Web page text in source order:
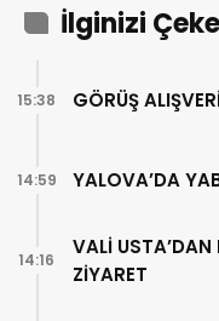
İlginizi
GÖRÜŞ
15:38
YALOVA’DA
14:59
VALİ USTA’DAN
ZİYARET
14:16